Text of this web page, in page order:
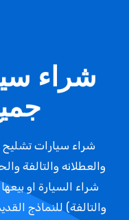
شراء
شراء سيارات تشليح
والعطلانه والتالفة
شراء السيارة او
والتالفة) للنماذج